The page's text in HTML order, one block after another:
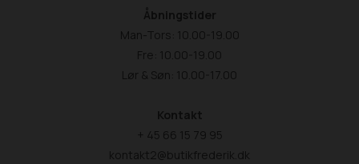
Åbningstider
Man-Tors: 10.00-19.00
Fre: 10.00-19.00
Lør & Søn: 10.00-17.00
Kontakt
+ 45 66 15 79 95
kontakt2@butikfrederik.dk